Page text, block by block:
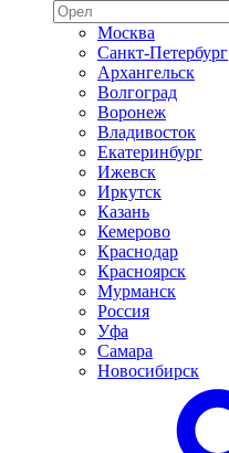
Москва
Санкт-Петербург
Архангельск
Волгоград
Воронеж
Владивосток
Екатеринбург
Ижевск
Иркутск
Казань
Кемерово
Краснодар
Красноярск
Мурманск
Россия
Уфа
Самара
Новосибирск